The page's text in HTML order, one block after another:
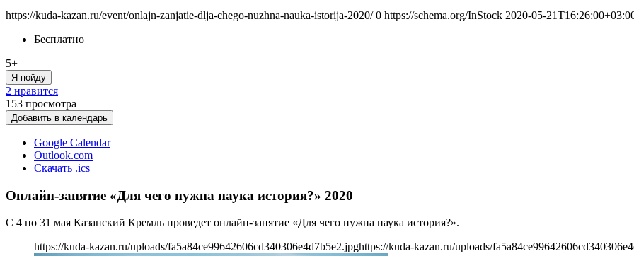
https://kuda-kazan.ru/event/onlajn-zanjatie-dlja-chego-nuzhna-nauka-istorija-2020/ 0 https://schema.org/InStock 2020-05-
Бесплатно
5+
Я пойду
2 нравится
153 просмотра
Добавить в календарь
Google Calendar
Outlook.com
Скачать .ics
Онлайн-занятие «Для чего нужна наука история?» 2020
С 4 по 31 мая Казанский Кремль проведет онлайн-занятие «Для чего нужна наука история?».
https://kuda-kazan.ru/uploads/fa5a84ce99642606cd340306e4d7b5e2.jpghttps://kuda-kazan.ru/uploads/